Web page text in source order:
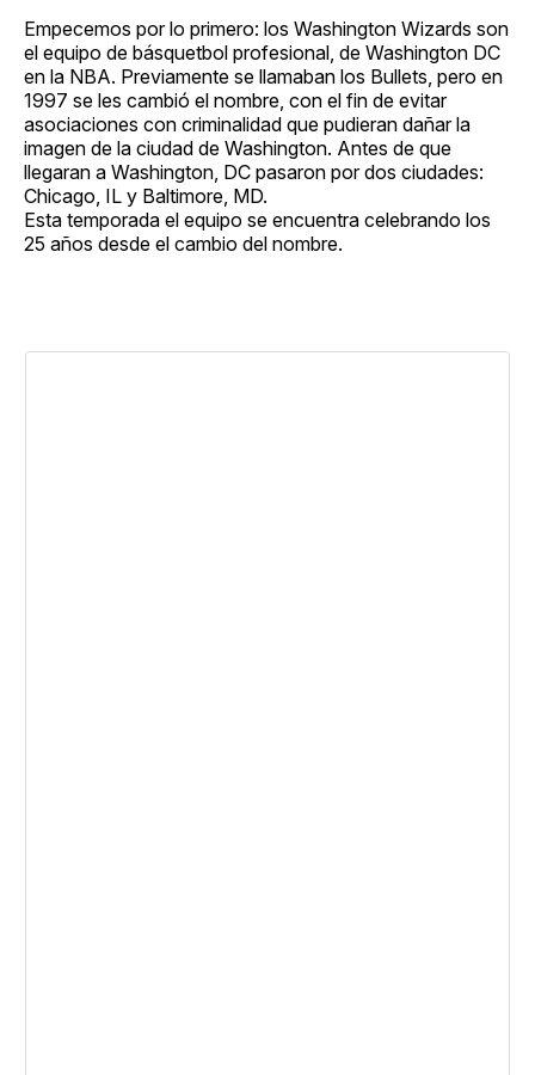
Empecemos por lo primero: los Washington Wizards son
el equipo de básquetbol profesional, de Washington DC
en la NBA. Previamente se llamaban los Bullets, pero en
1997 se les cambió el nombre, con el fin de evitar
asociaciones con criminalidad que pudieran dañar la
imagen de la ciudad de Washington. Antes de que
llegaran a Washington, DC pasaron por dos ciudades:
Chicago, IL y Baltimore, MD.
Esta temporada el equipo se encuentra celebrando los
25 años desde el cambio del nombre.